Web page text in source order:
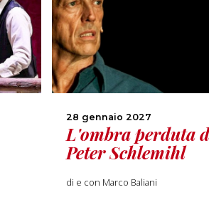
28 gennaio 2027
L'ombra perduta
Peter Schlemihl
di e con Marco Baliani